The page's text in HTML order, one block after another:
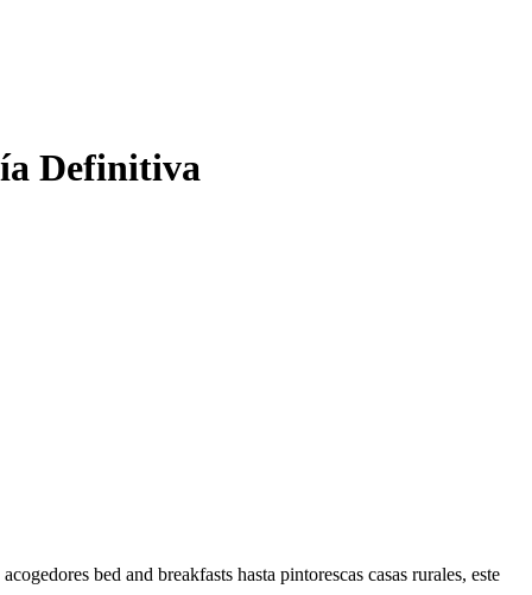
Definitiva
bed and breakfasts hasta pintorescas casas rurales, este